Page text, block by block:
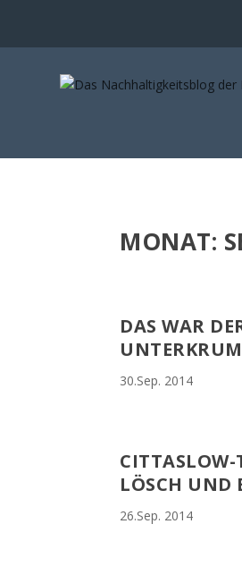
MONAT:
DAS WAR
30.Sep. 2014
LÖSCH UND
26.Sep. 2014